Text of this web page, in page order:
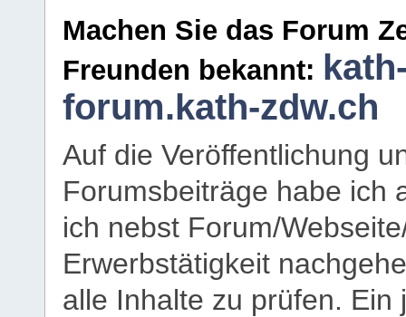
Machen Sie das Forum
Freunden bekannt:
forum.kath-zdw.ch
Auf die Veröffentlichung
Forumsbeiträge habe ich
ich nebst Forum/
Erwerbstätigkeit
alle Inhalte zu prüfen.